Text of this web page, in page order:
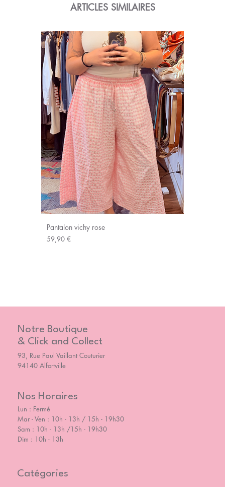
ARTICLES SIMILAIRES
Pantalon vichy rose
Prix
59,90 €
Notre Boutique
& Click and Collect
93, Rue Paul Vaillant Couturier
94140 Alfortville
Nos Horaires
Lun : Fermé
Mar - Ven : 10h - 13h / 15h - 19h30
Sam : 10h - 13h /15h - 19h30
Dim : 10h - 13h
Catégories